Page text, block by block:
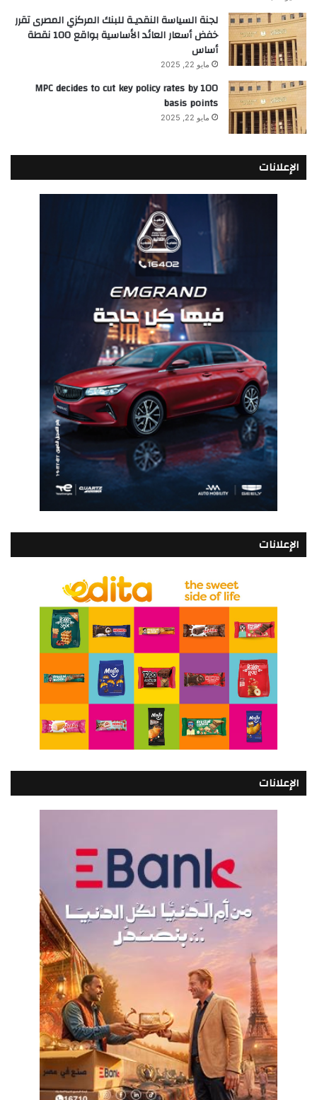
لجنة السياسة النقديـة للبنك المركزي المصرى تقرر
خفض أسعار العائد الأساسية بواقع 100 نقطة
أساس
مايو 22, 2025
MPC decides to cut key policy rates by 100
basis points
مايو 22, 2025
الإعلانات
الإعلانات
الإعلانات